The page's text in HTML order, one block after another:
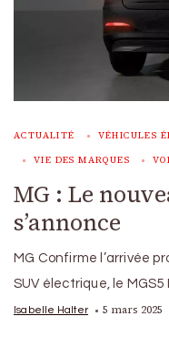
ACTUALITÉ VÉHICULES
VIE DES MARQUES
MG : Le
s’annonce
MG Confirme l’arrivée
SUV électrique, le MGS5
Isabelle Halter 5 mars 2025